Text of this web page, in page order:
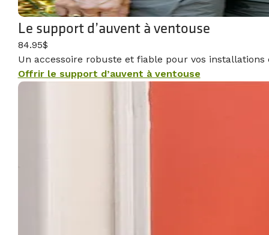
Le support d’auvent à ventouse
84.95$
Un accessoire robuste et fiable pour vos installations
Offrir le support d’auvent à ventouse